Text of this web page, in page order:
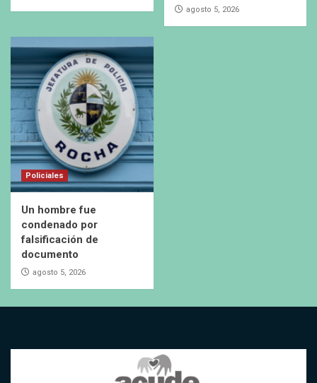
agosto 5, 2026
Policiales
Un hombre fue
condenado por
falsificación de
documento
agosto 5, 2026